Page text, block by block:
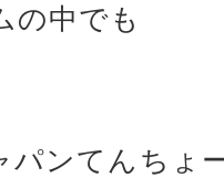
の中でも
パンてんちょ